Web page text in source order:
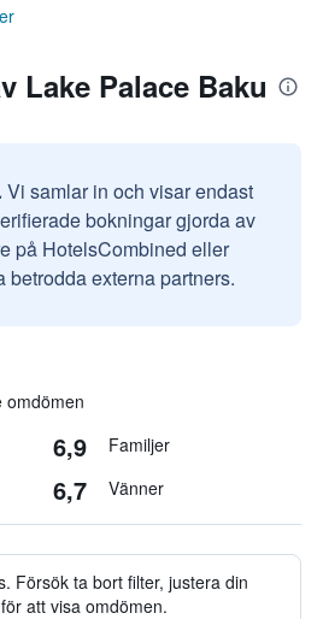
Lake Palace Baku
Vi samlar in och visar endast
bokningar gjorda av
på HotelsCombined eller
betrodda externa partners.
omdömen
6,9 Familjer
6,7 Vänner
Försök ta bort filter, justera din
att visa omdömen.